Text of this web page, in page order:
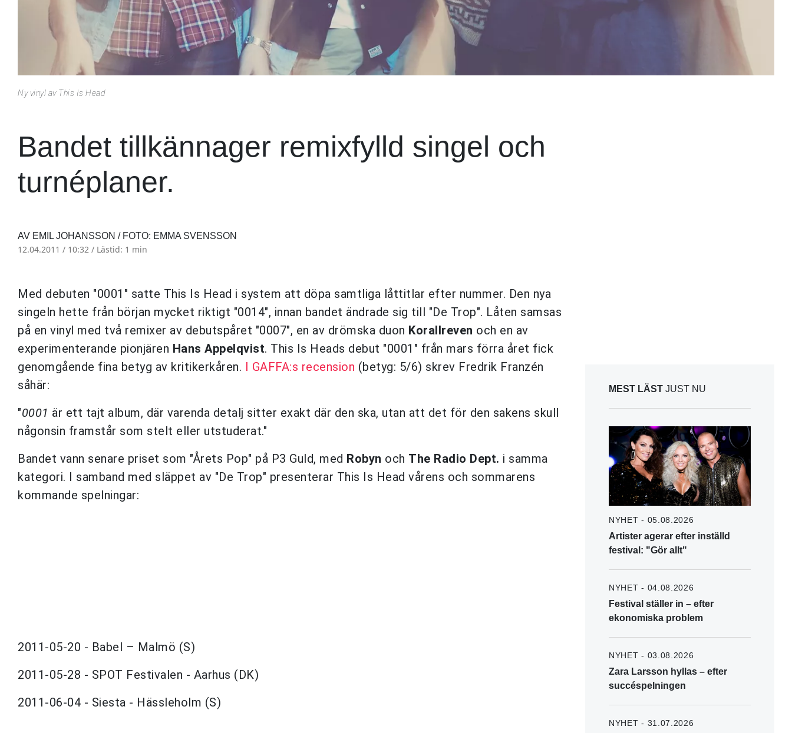
Ny vinyl av This Is Head
Bandet tillkännager remixfylld singel och
turnéplaner.
AV EMIL JOHANSSON / FOTO: EMMA SVENSSON
12.04.2011 / 10:32 / Lästid: 1 min
Med debuten "0001" satte This Is Head i system att döpa samtliga låttitlar efter nummer. Den nya
singeln hette från början mycket riktigt "0014", innan bandet ändrade sig till "De Trop". Låten samsas
på en vinyl med två remixer av debutspåret "0007", en av drömska duon Korallreven och en av
experimenterande pionjären Hans Appelqvist. This Is Heads debut "0001" från mars förra året fick
genomgående fina betyg av kritikerkåren. I GAFFA:s recension (betyg: 5/6) skrev Fredrik Franzén
såhär:
"0001 är ett tajt album, där varenda detalj sitter exakt där den ska, utan att det för den sakens skull
någonsin framstår som stelt eller utstuderat."
Bandet vann senare priset som "Årets Pop" på P3 Guld, med Robyn och The Radio Dept. i samma
kategori. I samband med släppet av "De Trop" presenterar This Is Head vårens och sommarens
kommande spelningar:
2011-05-20 - Babel – Malmö (S)
2011-05-28 - SPOT Festivalen - Aarhus (DK)
2011-06-04 - Siesta - Hässleholm (S)
MEST LÄST JUST NU
NYHET - 05.08.2026
Artister agerar efter inställd
festival: "Gör allt"
NYHET - 04.08.2026
Festival ställer in – efter
ekonomiska problem
NYHET - 03.08.2026
Zara Larsson hyllas – efter
succéspelningen
NYHET - 31.07.2026